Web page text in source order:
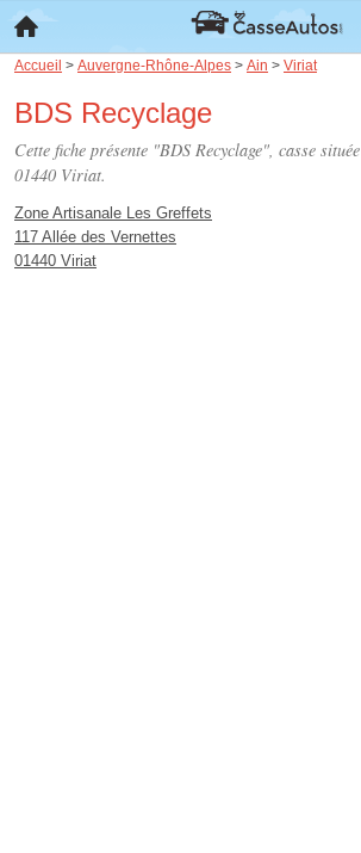
Accueil > Auvergne-Rhône-Alpes > Ain > Viriat
BDS Recyclage
Cette fiche présente "BDS Recyclage", casse située
01440 Viriat.
Zone Artisanale Les Greffets
117 Allée des Vernettes
01440 Viriat